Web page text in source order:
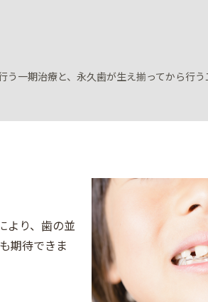
一期治療と、永久歯が生え揃ってから行う
より、歯の並
期待できま